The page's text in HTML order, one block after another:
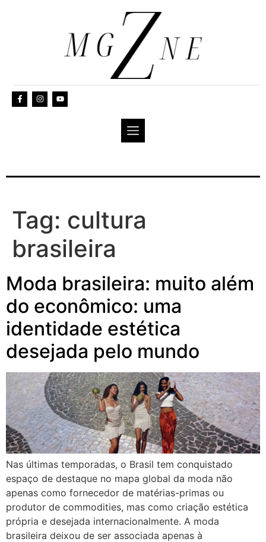
Tag: cultura
brasileira
Moda brasileira: muito além
do econômico: uma
identidade estética
desejada pelo mundo
Nas últimas temporadas, o Brasil tem conquistado
espaço de destaque no mapa global da moda não
apenas como fornecedor de matérias-primas ou
produtor de commodities, mas como criação estética
própria e desejada internacionalmente. A moda
brasileira deixou de ser associada apenas à